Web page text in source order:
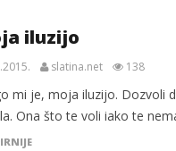
iluzijo
slatina.net 138
mi je, moja iluzijo. Dozvoli
Ona što te voli iako te